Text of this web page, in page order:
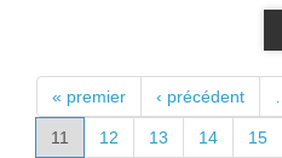
PAGES
« premier ‹ précédent
11 12 13 14 15